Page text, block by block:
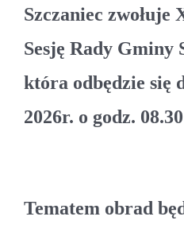
Szczaniec
Sesję Rady Gminy
która odbędzie się
2026r. o godz.
Tematem obrad